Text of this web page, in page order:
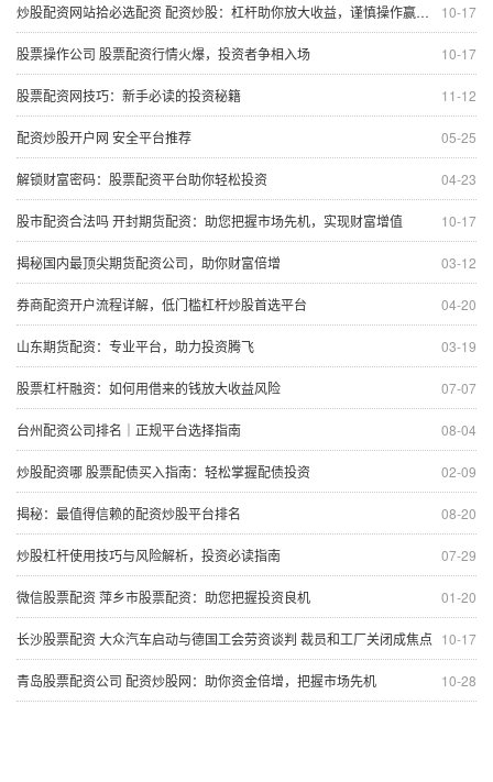
10-17
炒股配资网站拾必选配资 配资炒股：杠杆助你放大收益，谨慎操作赢取财富
10-17
股票操作公司 股票配资行情火爆，投资者争相入场
11-12
股票配资网技巧：新手必读的投资秘籍
05-25
配资炒股开户网 安全平台推荐
04-23
解锁财富密码：股票配资平台助你轻松投资
10-17
股市配资合法吗 开封期货配资：助您把握市场先机，实现财富增值
03-12
揭秘国内最顶尖期货配资公司，助你财富倍增
04-20
券商配资开户流程详解，低门槛杠杆炒股首选平台
03-19
山东期货配资：专业平台，助力投资腾飞
07-07
股票杠杆融资：如何用借来的钱放大收益风险
08-04
台州配资公司排名｜正规平台选择指南
02-09
炒股配资哪 股票配债买入指南：轻松掌握配债投资
08-20
揭秘：最值得信赖的配资炒股平台排名
07-29
炒股杠杆使用技巧与风险解析，投资必读指南
01-20
微信股票配资 萍乡市股票配资：助您把握投资良机
10-17
长沙股票配资 大众汽车启动与德国工会劳资谈判 裁员和工厂关闭成焦点
10-28
青岛股票配资公司 配资炒股网：助你资金倍增，把握市场先机